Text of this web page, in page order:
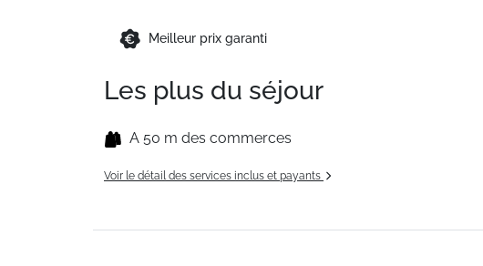
Meilleur prix garanti
Les plus du séjour
A 50 m des commerces
Voir le détail des services inclus et payants